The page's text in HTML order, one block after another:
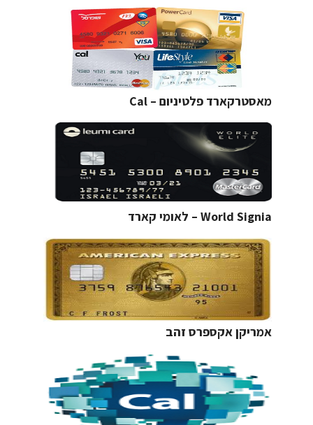
מאסטרקארד פלטיניום – Cal
World Signia – לאומי קארד
אמריקן אקספרס זהב